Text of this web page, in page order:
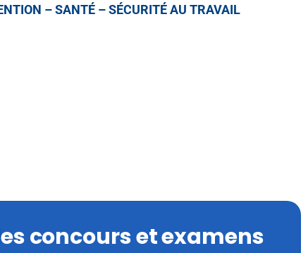
– SANTÉ – SÉCURITÉ AU TRAVAIL
concours et examens